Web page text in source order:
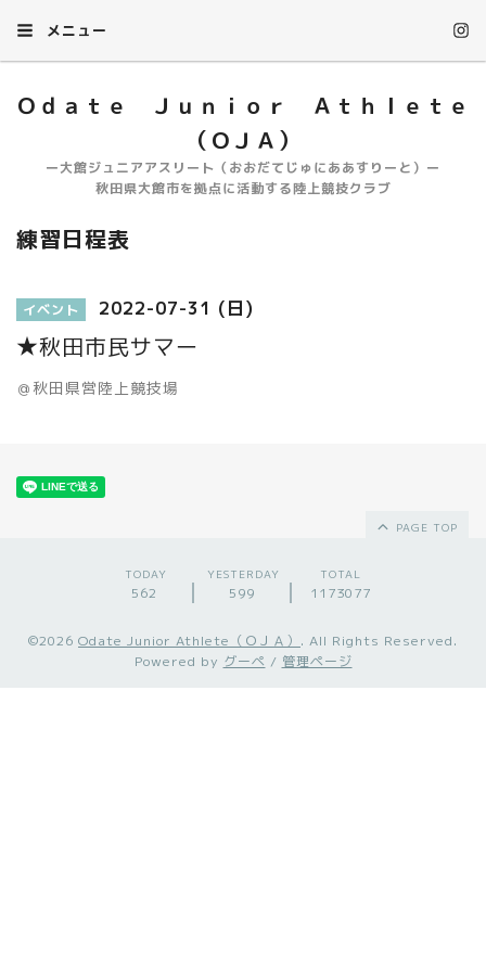
メニュー
Ｏｄａｔｅ Ｊｕｎｉｏｒ Ａｔｈｌｅｔｅ
（ＯＪＡ）
ー大館ジュニアアスリート（おおだてじゅにああすりーと）ー
秋田県大館市を拠点に活動する陸上競技クラブ
練習日程表
イベント 2022-07-31 (日)
★秋田市民サマー
＠秋田県営陸上競技場
PAGE TOP
TODAY
562
YESTERDAY
599
TOTAL
1173077
©2026 Odate Junior Athlete（ＯＪＡ） . All Rights Reserved.
Powered by グーペ / 管理ページ